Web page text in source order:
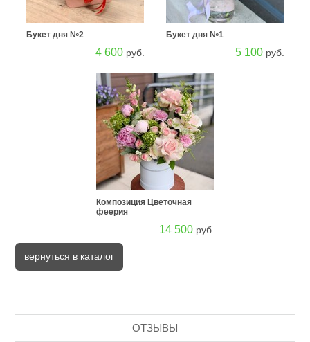
Букет дня №2
4 600руб.
Букет дня №1
5 100руб.
Композиция Цветочная
феерия
14 500руб.
вернуться в каталог
ОТЗЫВЫ